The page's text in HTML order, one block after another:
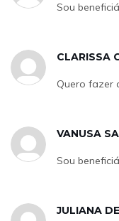
Sou
CLARISSA
Quero fazer
VANUSA
Sou
JULIANA